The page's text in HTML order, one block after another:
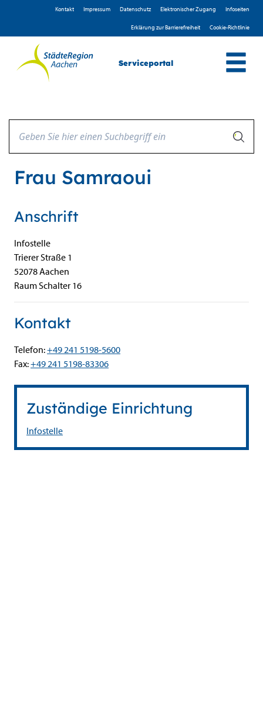
Zum Hauptinhalt springen
Zum Hauptinhalt
Kontakt Impressum D­atenschutz Elektronischer Zugang Infoseiten
Erklärung zur Barrierefreiheit Cookie-Richtlinie
Serviceportal
Frau Samraoui
Anschrift
Infostelle
Trierer Straße 1
52078Aachen
Raum Schalter 16
Kontakt
Telefon:+49 241 5198-5600
Fax:+49 241 5198-83306
Zuständige Einrichtung
Infostelle